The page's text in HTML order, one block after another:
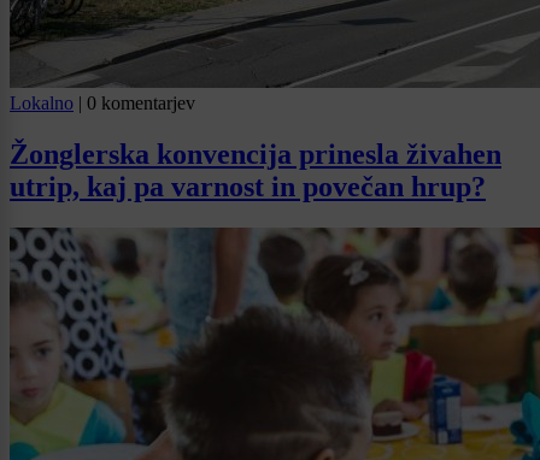
Lokalno | 0 komentarjev
Žonglerska konvencija prinesla živahen
utrip, kaj pa varnost in povečan hrup?